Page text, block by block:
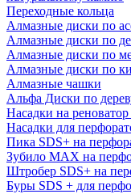
Переходные кольца
Алмазные диски по
Алмазные диски по
Алмазные диски по
Алмазные диски по
Алмазные чашки
Альфа Диски по
Насадки на реноватор
Насадки для
Пика SDS+ на
Зубило MAX на
Штробер SDS+ на
Буры SDS + для